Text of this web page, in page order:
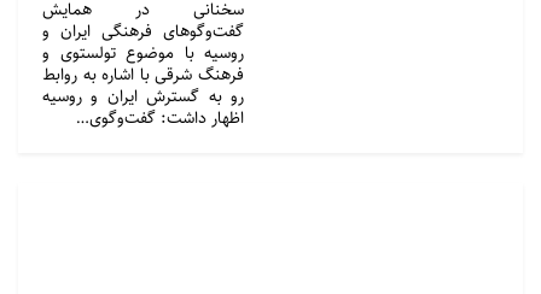
سخنانی در همایش
گفت‌وگوهای فرهنگی ایران و
روسیه با موضوع تولستوی و
فرهنگ شرقی با اشاره به روابط
رو به گسترش ایران و روسیه
اظهار داشت: گفت‌وگوی…